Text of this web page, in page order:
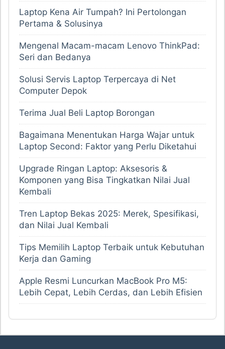
Laptop Kena Air Tumpah? Ini Pertolongan
Pertama & Solusinya
Mengenal Macam-macam Lenovo ThinkPad:
Seri dan Bedanya
Solusi Servis Laptop Terpercaya di Net
Computer Depok
Terima Jual Beli Laptop Borongan
Bagaimana Menentukan Harga Wajar untuk
Laptop Second: Faktor yang Perlu Diketahui
Upgrade Ringan Laptop: Aksesoris &
Komponen yang Bisa Tingkatkan Nilai Jual
Kembali
Tren Laptop Bekas 2025: Merek, Spesifikasi,
dan Nilai Jual Kembali
Tips Memilih Laptop Terbaik untuk Kebutuhan
Kerja dan Gaming
Apple Resmi Luncurkan MacBook Pro M5:
Lebih Cepat, Lebih Cerdas, dan Lebih Efisien